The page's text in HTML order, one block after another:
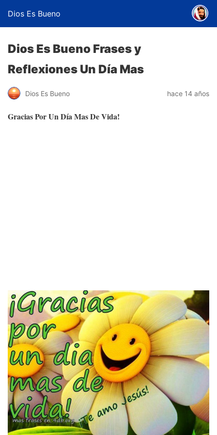
Dios Es Bueno
Dios Es Bueno Frases y
Reflexiones Un Día Mas
Dios Es Bueno hace 14 años
Gracias Por Un Día Mas De Vida!